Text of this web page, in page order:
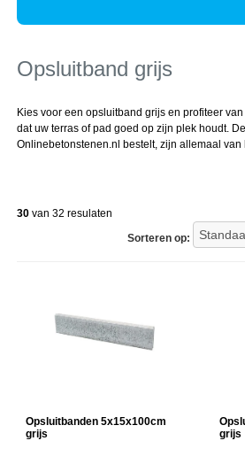
Opsluitband grijs
Kies voor een opsluitband grijs en profiteer
dat uw terras of pad goed op zijn plek houdt.
Onlinebetonstenen.nl bestelt, zijn allemaal van
30van 32 resulaten
Sorteren op:
Opsluitbanden 5x15x100cm
grijs
grijs